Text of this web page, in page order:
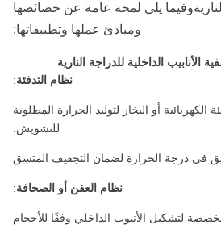
يلي لمحة عامة عن خصائصها
ومبادئ عملها وتطبيقاتها:
الأنابيب الداخلية للدراجة النارية
نظام التدفئة:
الكهربائية أو البخار لتوليد الحرارة المطلوبة
للتشويش.
في درجة الحرارة لضمان التجفيف المتسق
نظام العفن أو الصحافة:
لتشكيل الأنبوب الداخلي وفقًا للأحجام